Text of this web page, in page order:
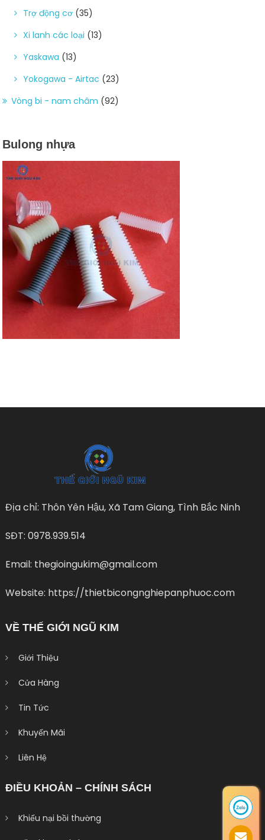
Trợ động cơ (35)
Xi lanh các loại (13)
Yaskawa (13)
Yokogawa - Airtac (23)
Vòng bi - nam châm (92)
Bulong nhựa
Địa chỉ: Thôn Yên Hậu, Xã Tam Giang, Tình Bắc Ninh
SĐT: 0978.939.514
Email: thegioingukim@gmail.com
Website: https://thietbicongnghiepanphuoc.com
VỀ THẾ GIỚI NGŨ KIM
Giới Thiệu
Cửa Hàng
Tin Tức
Khuyến Mãi
Liên Hệ
ĐIỀU KHOẢN – CHÍNH SÁCH
Khiếu nại bồi thường